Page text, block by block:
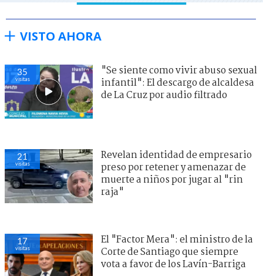
VISTO AHORA
35
visitas
"Se siente como vivir abuso sexual
infantil": El descargo de alcaldesa
de La Cruz por audio filtrado
21
visitas
Revelan identidad de empresario
preso por retener y amenazar de
muerte a niños por jugar al "rin
raja"
17
visitas
El "Factor Mera": el ministro de la
Corte de Santiago que siempre
vota a favor de los Lavín-Barriga